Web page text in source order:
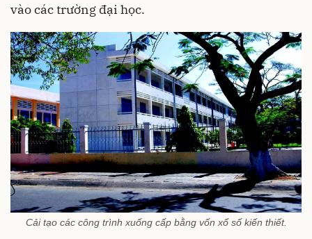
vào các trường đại học.
Cải tạo các công trình xuống cấp bằng vốn xổ số kiến thiết.